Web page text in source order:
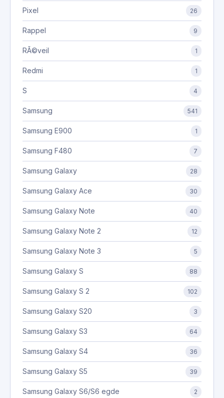
Pixel 26
Rappel 9
RÃ©veil 1
Redmi 1
S 4
Samsung 541
Samsung E900 1
Samsung F480 7
Samsung Galaxy 28
Samsung Galaxy Ace 30
Samsung Galaxy Note 40
Samsung Galaxy Note 2 12
Samsung Galaxy Note 3 5
Samsung Galaxy S 88
Samsung Galaxy S 2 102
Samsung Galaxy S20 3
Samsung Galaxy S3 64
Samsung Galaxy S4 36
Samsung Galaxy S5 39
Samsung Galaxy S6/S6 egde 2